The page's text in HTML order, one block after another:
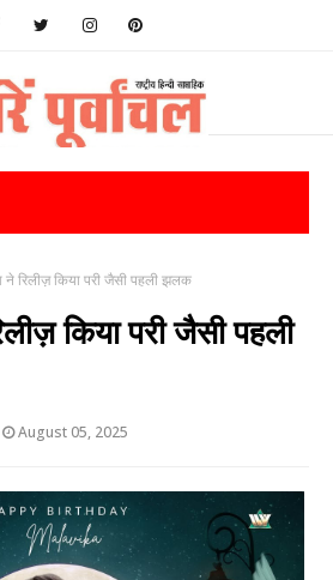
ने रिलीज़ किया परी जैसी पहली झलक
किया परी जैसी पहली
August 05, 2025